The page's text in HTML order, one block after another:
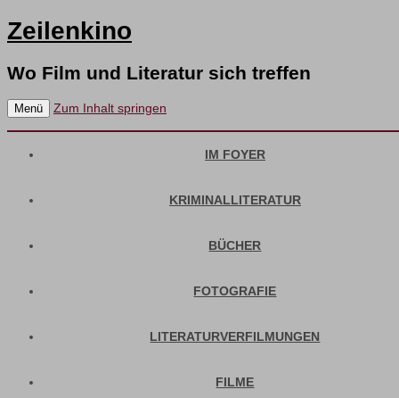
Zeilenkino
Wo Film und Literatur sich treffen
Menü Zum Inhalt springen
IM FOYER
KRIMINALLITERATUR
BÜCHER
FOTOGRAFIE
LITERATURVERFILMUNGEN
FILME